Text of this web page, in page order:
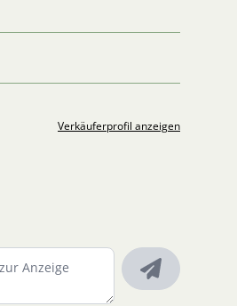
Verkäuferprofil anzeigen